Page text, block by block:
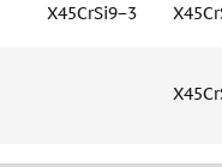
X45CrSi9−3